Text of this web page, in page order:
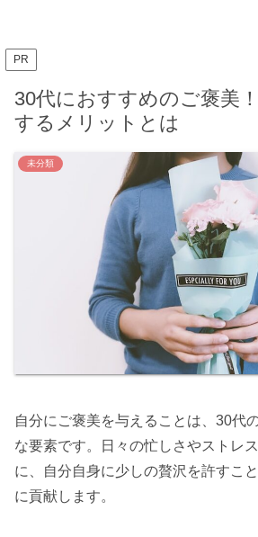
PR
30代におすすめのご褒美
するメリットとは
未分類
自分にご褒美を与えることは、30代
な要素です。日々の忙しさやストレ
に、自分自身に少しの贅沢を許すこ
に貢献します。